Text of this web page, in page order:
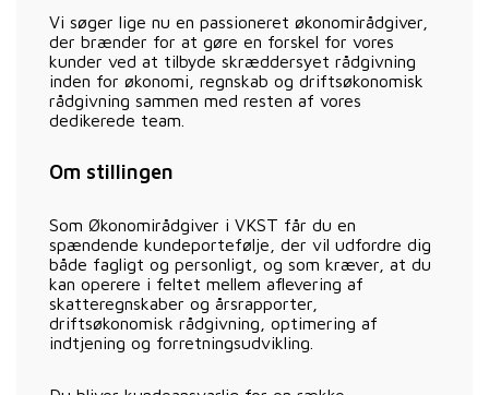
Vi søger lige nu en passioneret økonomirådgiver,
der brænder for at gøre en forskel for vores
kunder ved at tilbyde skræddersyet rådgivning
inden for økonomi, regnskab og driftsøkonomisk
rådgivning sammen med resten af vores
dedikerede team.
Om stillingen
Som Økonomirådgiver i VKST får du en
spændende kundeportefølje, der vil udfordre dig
både fagligt og personligt, og som kræver, at du
kan operere i feltet mellem aflevering af
skatteregnskaber og årsrapporter,
driftsøkonomisk rådgivning, optimering af
indtjening og forretningsudvikling.